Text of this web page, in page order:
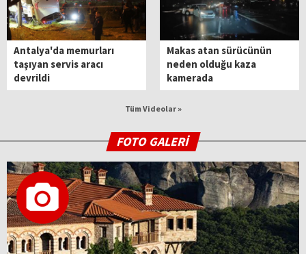
Antalya'da memurları
taşıyan servis aracı
devrildi
Makas atan sürücünün
neden olduğu kaza
kamerada
Tüm Videolar »
FOTO GALERİ